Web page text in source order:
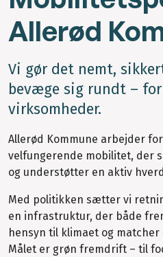
Allerød
Vi gør det nemt,
bevæge sig rundt –
virksomheder.
Allerød Kommune arbejder
velfungerende mobilitet, der
og understøtter en aktiv
Med politikken sætter vi
en infrastruktur, der både
hensyn til klimaet og
Målet er grøn fremdrift – til